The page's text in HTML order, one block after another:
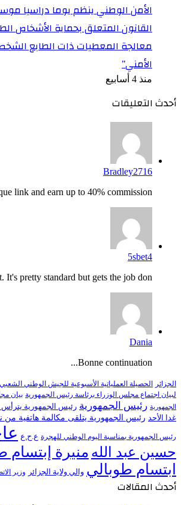
الأمن الوطني ينظم يوما دراسيا
القانون المتعلق بحماية الأشخاص
معالجة المعطيات ذات الطابع
الأمني”
منذ 4 أسابيع
أحدث التعليقات
Bradley2716
link and earn up to 40% commission!...
5sbet4
It's pretty standard but gets the job don...
Dania
Bonne continuation...
الجزائر الحصيلة العملياتية الأسبوعية للجيش الوطني الشعبي
لبيان اجتماع مجلس الوزراء برئاسة رئيس الجمهورية بيان
الجمهورية رئيس الجمهورية رئيس الجمهورية يترأس
غدا الأحد رئيس الجمهورية يتلقى مكالمة هاتفية من
رئيس الجمهورية بمناسبة اليوم الوطني للهجرة ع.ح.ع
حسين عبد الله منيرة إبتسام
ابتسام طوبالي والي ولاية الجزائر وزير
أحدث المقالات